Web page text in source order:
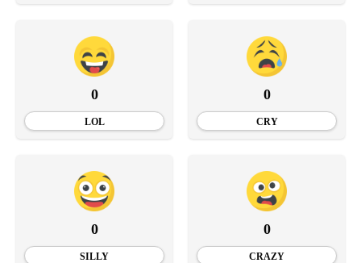
0
LOL
0
CRY
0
SILLY
0
CRAZY